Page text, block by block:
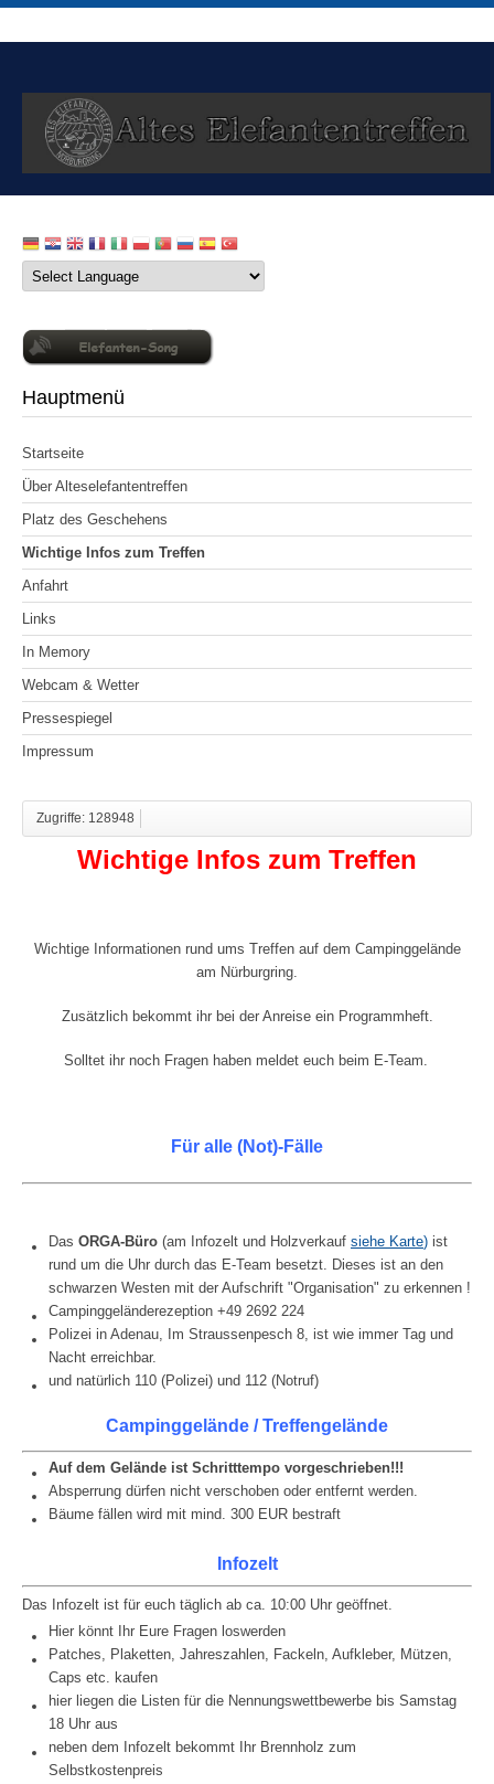
Hauptmenü
Startseite
Über Alteselefantentreffen
Platz des Geschehens
Wichtige Infos zum Treffen
Anfahrt
Links
In Memory
Webcam & Wetter
Pressespiegel
Impressum
Zugriffe: 128948
Wichtige Infos zum Treffen
Wichtige Informationen rund ums Treffen auf dem Campinggelände
am Nürburgring.
Zusätzlich bekommt ihr bei der Anreise ein Programmheft.
Solltet ihr noch Fragen haben meldet euch beim E-Team.
Für alle (Not)-Fälle
Das ORGA-Büro (am Infozelt und Holzverkauf siehe Karte) ist
rund um die Uhr durch das E-Team besetzt. Dieses ist an den
schwarzen Westen mit der Aufschrift "Organisation" zu erkennen !
Campinggeländerezeption +49 2692 224
Polizei in Adenau, Im Straussenpesch 8, ist wie immer Tag und
Nacht erreichbar.
und natürlich 110 (Polizei) und 112 (Notruf)
Campinggelände / Treffengelände
Auf dem Gelände ist Schritttempo vorgeschrieben!!!
Absperrung dürfen nicht verschoben oder entfernt werden.
Bäume fällen wird mit mind. 300 EUR bestraft
Infozelt
Das Infozelt ist für euch täglich ab ca. 10:00 Uhr geöffnet.
Hier könnt Ihr Eure Fragen loswerden
Patches, Plaketten, Jahreszahlen, Fackeln, Aufkleber, Mützen,
Caps etc. kaufen
hier liegen die Listen für die Nennungswettbewerbe bis Samstag
18 Uhr aus
neben dem Infozelt bekommt Ihr Brennholz zum
Selbstkostenpreis